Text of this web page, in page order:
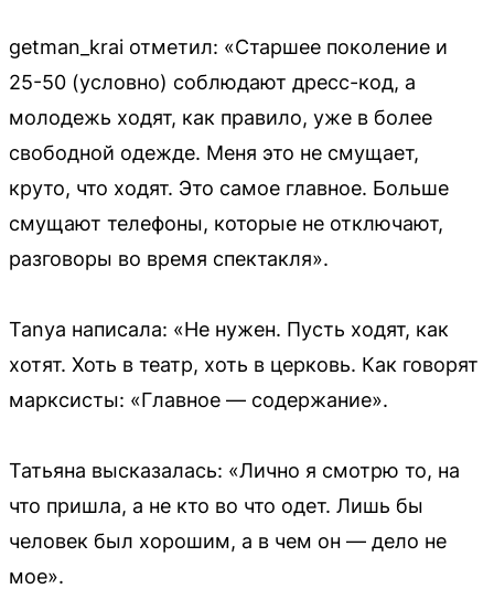
getman_krai отметил: «Старшее поколение и
25-50 (условно) соблюдают дресс-код, а
молодежь ходят, как правило, уже в более
свободной одежде. Меня это не смущает,
круто, что ходят. Это самое главное. Больше
смущают телефоны, которые не отключают,
разговоры во время спектакля».
Tanya написала: «Не нужен. Пусть ходят, как
хотят. Хоть в театр, хоть в церковь. Как говорят
марксисты: «Главное — содержание».
Татьяна высказалась: «Лично я смотрю то, на
что пришла, а не кто во что одет. Лишь бы
человек был хорошим, а в чем он — дело не
мое».